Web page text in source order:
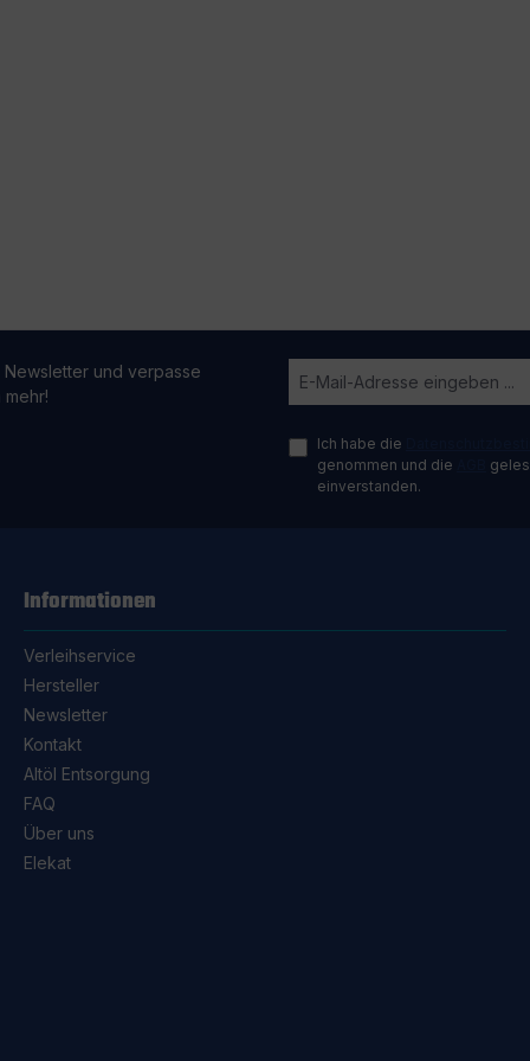
und verpasse
Ich habe die
genommen und die
einverstanden.
Informationen
Verleihservice
Hersteller
Newsletter
Kontakt
Altöl Entsorgung
FAQ
Über uns
Elekat